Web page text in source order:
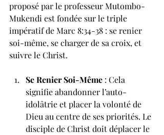
proposé par le professeur Mutombo-
Mukendi est fondée sur le triple
impératif de Marc 8:34-38 : se renier
soi-même, se charger de sa croix, et
suivre le Christ.
Se Renier Soi-Même : Cela
signifie abandonner l’auto-
idolâtrie et placer la volonté de
Dieu au centre de ses priorités. Le
disciple de Christ doit déplacer le